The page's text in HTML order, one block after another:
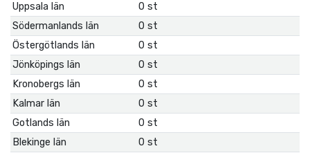
Uppsala län
0 st
Södermanlands län
0 st
Östergötlands län
0 st
Jönköpings län
0 st
Kronobergs län
0 st
Kalmar län
0 st
Gotlands län
0 st
Blekinge län
0 st